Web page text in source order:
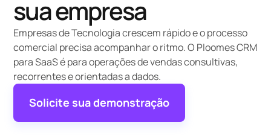
sua empresa
Empresas de Tecnologia crescem rápido e o processo
comercial precisa acompanhar o ritmo. O Ploomes CRM
para SaaS é para operações de vendas consultivas,
recorrentes e orientadas a dados.
Solicite sua demonstração